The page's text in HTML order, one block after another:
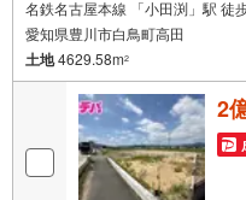
名鉄名古屋本線 「小田渕」駅 徒
愛知県豊川市白鳥町高田
土地4629.58m2
2